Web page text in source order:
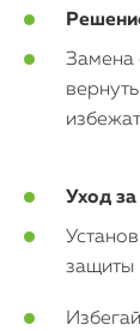
Статьи
Замена
Уход
защиты